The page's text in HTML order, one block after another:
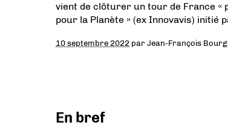
vient de clôturer un tour de France «
pour la Planète » (ex Innovavis) initié
10 septembre 2022 parJean-François
En bref